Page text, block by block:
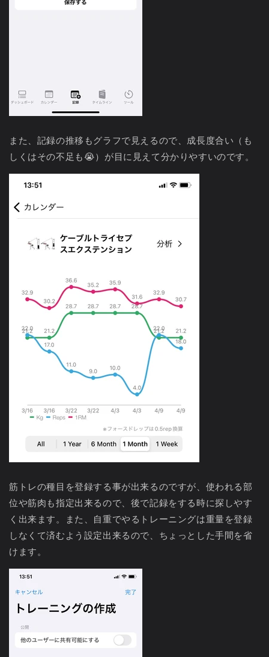
また、記録の推移もグラフで見えるので、成長度合い（も
しくはその不足も😭）が目に見えて分かりやすいのです。
筋トレの種目を登録する事が出来るのですが、使われる部
位や筋肉も指定出来るので、後で記録をする時に探しやす
く出来ます。また、自重でやるトレーニングは重量を登録
しなくて済むよう設定出来るので、ちょっとした手間を省
けます。